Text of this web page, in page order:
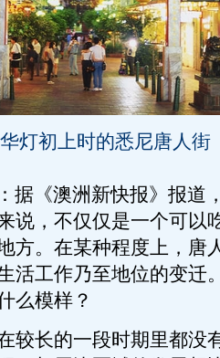
华灯初上时的悉尼唐人街
据《澳洲新快报》报道
说，不仅仅是一个可以
方。在某种程度上，唐
活工作乃至地位的变迁
什么模样？
长的一段时期里都没